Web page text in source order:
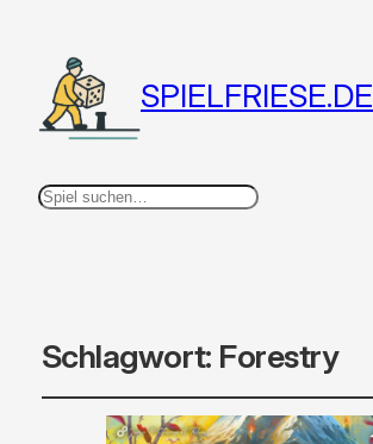
SPIELFRIESE.DE
Suchen
Schlagwort: Forestry